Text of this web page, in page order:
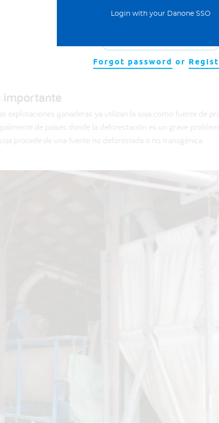
importante
explotaciones ganaderas ya utilizan la soja como fuente de
de países donde la deforestación es un grave
procede de una fuente no deforestada o no transgénica.
Login with your Danone SSO
Forgot password or